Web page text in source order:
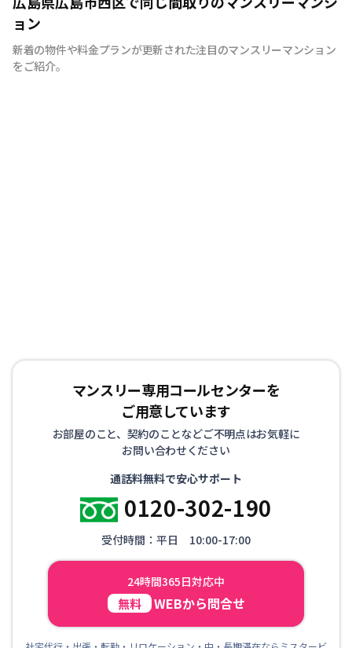
中国地方で管理物件戸数 NO.1の良和ハウスが運営展開す
るマンスリーマンションです。 豊富な物件の中から厳選
したお部屋にお洒落な家具や質のよい家電を装備。 イン
テリアやサービスにも拘った地元密着企業ならではの柔軟
ョン
新着の物件や料金プランが更新された注目のマンスリーマンション
をご紹介。
マンスリー専用コールセンターを
ご用意しています
お部屋のこと、契約のことなどご不明点はお気軽に
お問い合わせください
通話料無料で安心サポート
0120-302-190
受付時間：平日 10:00-17:00
24時間365日対応中
無料 WEBから問合せ